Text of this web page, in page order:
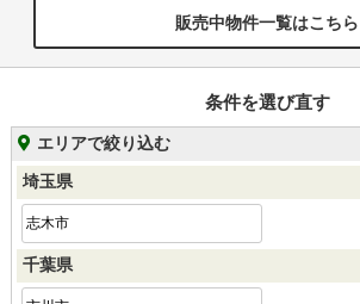
販売中物件一覧はこちら
条件を選び直す
エリアで絞り込む
埼玉県
志木市
千葉県